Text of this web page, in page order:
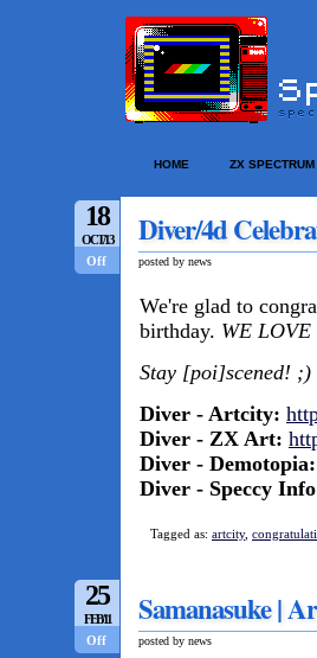
HOME ZX SPECTRUM
18
OCT/13
Off
Diver/4d
posted by news
We're glad to
birthday. WE LOVE
Stay [poi]scened! ;)
Diver - Artcity:
Diver - ZX Art:
Diver - Demotopia:
Diver - Speccy
Tagged as: artcity,
25
FEB/11
Off
Samanasuke |
posted by news